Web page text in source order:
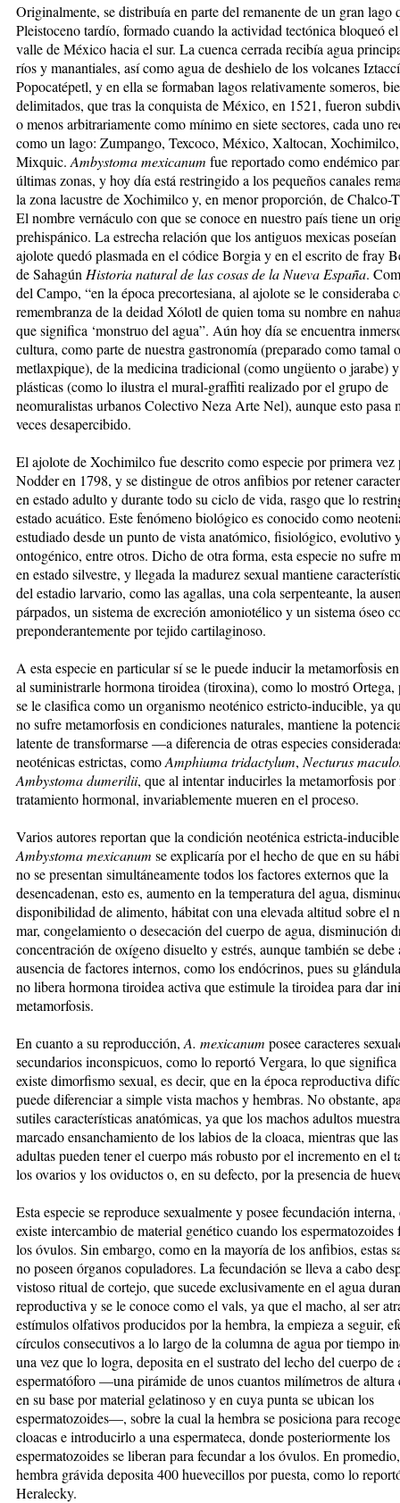
Originalmente, se distribuía en parte del remanente de un gran lago
Pleistoceno tardío, formado cuando la actividad tectónica bloqueó
valle de México hacia el sur. La cuenca cerrada recibía agua
ríos y manantiales, así como agua de deshielo de los volcanes
Popocatépetl, y en ella se formaban lagos relativamente someros,
delimitados, que tras la conquista de México, en 1521, fueron
o menos arbitrariamente como mínimo en siete sectores, cada uno
como un lago: Zumpango, Texcoco, Mé­xico, Xaltocan,
Mixquic. Ambystoma mexicanum fue reportado como endémico
últimas zonas, y hoy día está restringido a los pequeños canales
la zona lacustre de Xochimilco y, en menor proporción, de Chalco-
El nombre vernáculo con que se conoce en nuestro país tiene un
prehispánico. La estrecha relación que los antiguos mexicas
ajolote quedó plasmada en el códice Borgia y en el escrito de fray
de Sahagún Historia natural de las cosas de la Nueva España.
del Campo, “en la época precortesiana, al ajolote se le consideraba
remembranza de la deidad Xólotl de quien toma su nombre en
que significa ‘monstruo del agua”. Aún hoy día se encuentra
cultura, como parte de nuestra gastronomía (preparado como tamal o
metlaxpique), de la medicina tradicional (como ungüento o jarabe)
plásticas (como lo ilustra el mural-graffiti realizado por el grupo de
neomuralistas urbanos Colectivo Neza Arte Nel), aunque esto pasa
veces desapercibido.
El ajolote de Xochimilco fue descrito como especie por primera
Nodder en 1798, y se distingue de otros anfibios por retener
en estado adulto y durante todo su ciclo de vida, rasgo que lo
estado acuático. Este fenómeno biológico es conocido como
estudiado desde un punto de vista anatómico, fisiológico, evolutivo
ontogénico, entre otros. Dicho de otra forma, esta especie no sufre
en estado silvestre, y llegada la madurez sexual mantiene
del estadio larvario, como las agallas, una cola serpenteante, la
párpados, un sistema de excreción amoniotélico y un sistema óseo
preponderantemente por tejido cartilaginoso.
A esta especie en particular sí se le puede inducir la metamorfosis
al suministrarle hormona tiroidea (tiroxina), como lo mostró Ortega,
se le clasifica como un organismo neoténico estricto-inducible, ya
no sufre metamorfosis en condiciones naturales, mantiene la
latente de transformarse —a diferencia de otras especies
neoténicas estrictas, comoAmphiuma tridactylum, Necturus
Ambystoma dumerilii, que al intentar inducirles la metamorfosis por
tratamiento hormonal, invariablemente mueren en el proceso.
Varios autores reportan que la condición neoténica estricta-
Ambystomamexicanum se explicaría por el hecho de que en su
no se presentan simultáneamente todos los factores externos que la
desencadenan, esto es, aumento en la temperatura del agua,
disponibilidad de alimento, hábitat con una elevada altitud sobre el
mar, congelamiento o desecación del cuerpo de agua, disminución
concentración de oxígeno disuelto y estrés, aunque también se debe
ausencia de factores internos, como los endócrinos, pues su
no libera hormona tiroidea activa que estimule la tiroidea para dar
metamorfosis.
En cuanto a su reproducción, A. mexicanum posee caracteres
secundarios inconspicuos, como lo reportó Vergara, lo que significa
existe dimorfismo sexual, es decir, que en la época reproductiva
puede diferenciar a simple vista machos y hembras. No obstante,
sutiles características anatómicas, ya que los machos adultos
marcado ensanchamiento de los labios de la cloaca, mientras que
adultas pueden tener el cuerpo más robusto por el incremento en el
los ovarios y los oviductos o, en su defecto, por la presencia de
Esta especie se reproduce sexualmente y posee fecundación interna,
existe intercambio de material genético cuando los espermatozoides
los óvulos. Sin embargo, como en la mayoría de los anfibios, estas
no poseen órganos copuladores. La fecundación se lleva a cabo
vistoso ritual de cortejo, que sucede exclusivamente en el agua
reproductiva y se le conoce como el vals, ya que el macho, al ser
estí­mulos olfativos producidos por la hembra, la empieza a seguir,
círculos consecutivos a lo largo de la columna de agua por tiempo
una vez que lo logra, deposita en el sustrato del lecho del cuerpo de
espermatóforo —una pirámide de unos cuantos milímetros de altura
en su base por material gelatinoso y en cuya punta se ubican los
espermatozoides—, sobre la cual la hembra se posiciona para
cloacas e introducirlo a una espermateca, donde posteriormente los
espermatozoides se liberan para fecundar a los óvulos. En
hembra grávida deposita 400 huevecillos por puesta, como lo
Heralecky.